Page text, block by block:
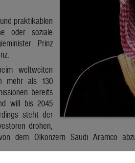
praktikablen
oder soziale
Prinz
weltweiten
mehr als 130
bereits
will bis 2045
steht der
drohen,
dem Ölkonzern Saudi Aramco